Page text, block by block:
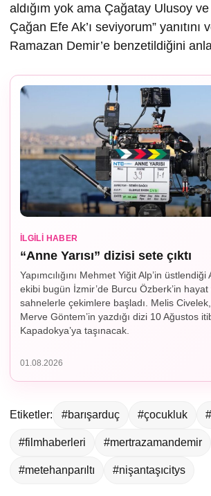
aldığım yok ama Çağatay Ulusoy ve
Çağan Efe Ak’ı seviyorum” yanıtını
Ramazan Demir’e benzetildiğini
İLGILI HABER
“Anne Yarısı” dizisi sete çıktı
Yapımcılığını Mehmet Yiğit Alp’in üstlendiği
ekibi bugün İzmir’de Burcu Özberk’in hayat
sahnelerle çekimlere başladı. Melis
Merve Göntem’in yazdığı dizi 10 Ağustos
Kapadokya’ya taşınacak.
01.08.2026
Etiketler: #barışarduç #çocukluk
#filmhaberleri #mertrazamandemir
#metehanparıltı #nişantaşıcitys